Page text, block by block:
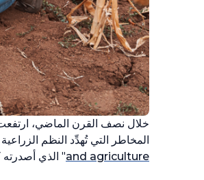
خلال نصف القرن الماضي، ارتفعت
المخاطر التي تُهدِّد النظم
and agriculture" الذي أصدرته